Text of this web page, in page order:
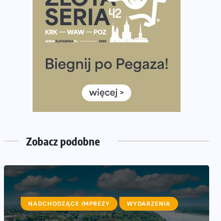
półmaratonem
Już w tę sobotę 35. Bieg Powstania Warszawskiego.
Wystartuje rekordowa liczba uczestników
poradnik przed startem
Ile razy w tygodniu biegać? 3 treningi wystarczą? Jak
często biegać, żeby robić postępy
Już w ten weekend! Przed nami Nocny Portowy
wiedzieć
Zobacz podobne
NADCHODZĄCE IMPREZY WYDARZENIA